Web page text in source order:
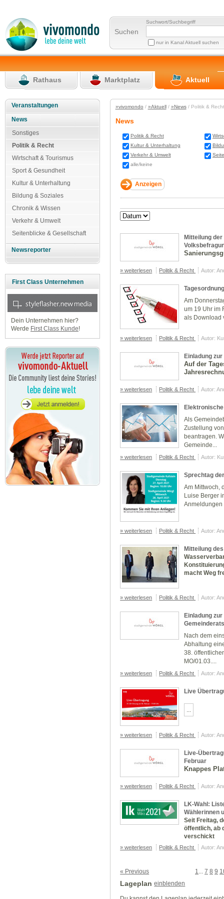
Suchen
Suchwort/Suchbegriff
nur in Kanal Aktuell suchen
Rathaus Marktplatz Aktuell
Veranstaltungen
News
Sonstiges
Politik & Recht
Wirtschaft & Tourismus
Sport & Gesundheit
Kultur & Unterhaltung
Bildung & Soziales
Chronik & Wissen
Verkehr & Umwelt
Seitenblicke & Gesellschaft
Newsreporter
First Class Unternehmen
Dein Unternehmen hier?
Werde First Class Kunde!
»vivomondo / »Aktuell/ »News/ Politik &
News
Politik & Recht
Kultur & Unterhaltung
Verkehr & Umwelt
alle/keine
Mitteilung
» weiterlesen Politik & Recht Autor:
Am
um 19 Uhr im
als Download
» weiterlesen Politik & Recht Autor:
Einladung
Auf der
» weiterlesen Politik & Recht Autor:
Als
Zustellung
beantragen.
Gemeinde...
» weiterlesen Politik & Recht Autor:
Sprechtag
Am Mittwoch,
Luise Berger
Anmeldungen
» weiterlesen Politik & Recht Autor:
Mitteilung
macht Weg
» weiterlesen Politik & Recht Autor:
Einladung
Nach dem
Abhaltung
38.
MO/01.03....
» weiterlesen Politik & Recht Autor:
Live
» weiterlesen Politik & Recht Autor:
Live-
Februar
Knappes
» weiterlesen Politik & Recht Autor:
LK-Wahl:
Wählerinnen
Seit Freitag,
öffentlich, ab
verschickt
» weiterlesen Politik & Recht Autor:
« Previous 1... 7 8 9
Lageplan einblenden